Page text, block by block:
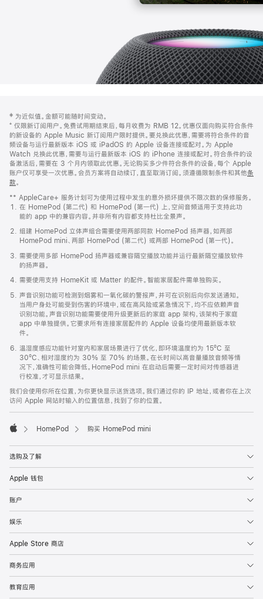
页
页
脚
注
‡ 为近似值。金额可能随时间变动。
⁺ 仅限新订阅用户。免费试用期结束后，每月收费为 RMB 12。优惠仅面向购买符合条件
的新设备的 Apple Music 新订阅用户限时提供。要兑换此优惠，需要将符合条件的音
频设备与运行最新版本 iOS 或 iPadOS 的 Apple 设备连接或配对。为 Apple
Watch 兑换此优惠，需要与运行最新版本 iOS 的 iPhone 连接或配对。符合条件的设
备激活后，需要在 3 个月内领取此优惠。无论购买多少件符合条件的设备，每个 Apple
账户仅可享受一次优惠。会员方案将自动续订，直至取消订阅。须遵循限制条件和其他条
款。
窗
口
中
打
开)
** AppleCare+ 服务计划可为使用过程中发生的意外损坏提供不限次数的保修服务。
在 HomePod (第二代) 和 HomePod (第一代) 上，空间音频适用于支持此功
能的 app 中的兼容内容。并非所有内容都支持杜比全景声。
组建 HomePod 立体声组合需要使用两部同款 HomePod 扬声器，如两部
HomePod mini、两部 HomePod (第二代) 或两部 HomePod (第一代)。
需要使用多部 HomePod 扬声器或兼容隔空播放功能并运行最新隔空播放软件
的扬声器。
需要使用支持 HomeKit 或 Matter 的配件。智能家居配件需单独购买。
声音识别功能可检测到烟雾和一氧化碳的警报声，并可在识别后向你发送通知。
当用户身处可能受到伤害的环境中，或在高风险或紧急情况下，均不应依赖声音
识别功能。声音识别功能需要使用升级更新后的家庭 app 架构，该架构于家庭
app 中单独提供。它要求所有连接家居配件的 Apple 设备均使用最新版本软
件。
温湿度感应功能针对室内和家居场景进行了优化，即环境温度约为 15ºC 至
30ºC、相对湿度约为 30% 至 70% 的场景。在长时间以高音量播放音频等情
况下，准确性可能会降低。HomePod mini 在启动后需要一定时间对传感器进
行校准，才可显示结果。
我们会使用你所在位置，为你更快显示送货选项。我们通过你的 IP 地址，或者你在上次
访问 Apple 网站时输入的位置信息，找到了你的位置。
HomePod 购买 HomePod mini
选购及了解
Apple 钱包
账户
娱乐
Apple Store 商店
商务应用
教育应用